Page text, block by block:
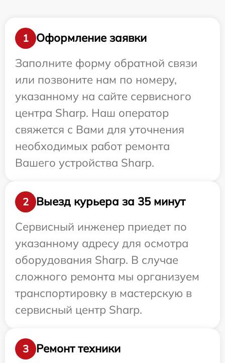
1
Оформление заявки
Заполните форму обратной связи
или позвоните нам по номеру,
указанному на сайте сервисного
центра Sharp. Наш оператор
свяжется с Вами для уточнения
необходимых работ ремонта
Вашего устройства Sharp.
2
Выезд курьера за 35 минут
Сервисный инженер приедет по
указанному адресу для осмотра
оборудования Sharp. В случае
сложного ремонта мы организуем
транспортировку в мастерскую в
сервисный центр Sharp.
3 Ремонт техники